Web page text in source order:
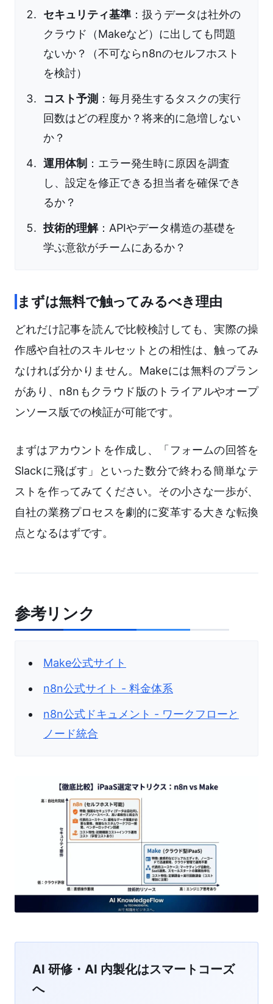
セキュリティ基準 ：扱うデータは社外の
クラウド（Makeなど）に出しても問題
ないか？（不可ならn8nのセルフホスト
を検討）
コスト予測 ：毎月発生するタスクの実行
回数はどの程度か？将来的に急増しない
か？
運用体制 ：エラー発生時に原因を調査
し、設定を修正できる担当者を確保でき
るか？
技術的理解：APIやデータ構造の基礎を
学ぶ意欲がチームにあるか？
まずは無料で触ってみるべき理由
どれだけ記事を読んで比較検討しても、実際の操
作感や自社のスキルセットとの相性は、触ってみ
なければ分かりません。Makeには無料のプラン
があり、n8nもクラウド版のトライアルやオープ
ンソース版での検証が可能です。
まずはアカウントを作成し、「フォームの回答を
Slackに飛ばす」といった数分で終わる簡単なテ
ストを作ってみてください。その小さな一歩が、
自社の業務プロセスを劇的に変革する大きな転換
点となるはずです。
参考リンク
Make公式サイト
n8n公式サイト - 料金体系
n8n公式ドキュメント - ワークフローと
ノード統合
AI 研修・AI 内製化はスマートコーズ
へ